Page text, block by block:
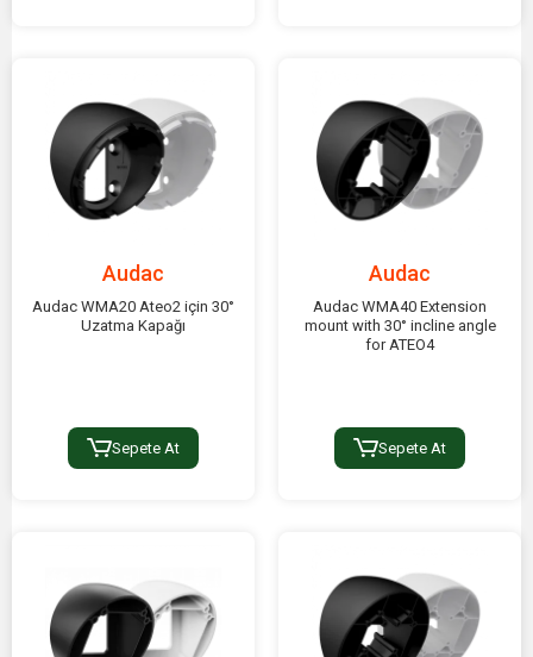
Audac
Audac WMA20 Ateo2 için 30°
Uzatma Kapağı
Sepete At
Audac
Audac WMA40 Extension
mount with 30° incline angle
for ATEO4
Sepete At